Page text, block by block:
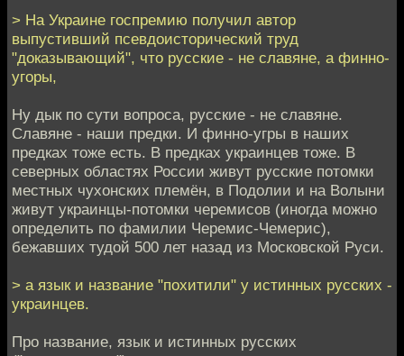
> На Украине госпремию получил автор
выпустивший псевдоисторический труд
"доказывающий", что русские - не славяне, а финно-
угоры,
Ну дык по сути вопроса, русские - не славяне.
Славяне - наши предки. И финно-угры в наших
предках тоже есть. В предках украинцев тоже. В
северных областях России живут русские потомки
местных чухонских племён, в Подолии и на Волыни
живут украинцы-потомки черемисов (иногда можно
определить по фамилии Черемис-Чемерис),
бежавших тудой 500 лет назад из Московской Руси.
> а язык и название "похитили" у истинных русских -
украинцев.
Про название, язык и истинных русских